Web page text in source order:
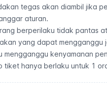
tegas akan diambil jika
aturan.
berperilaku tidak pantas
yang dapat mengganggu
mengganggu kenyamanan
tiket hanya berlaku untuk 1